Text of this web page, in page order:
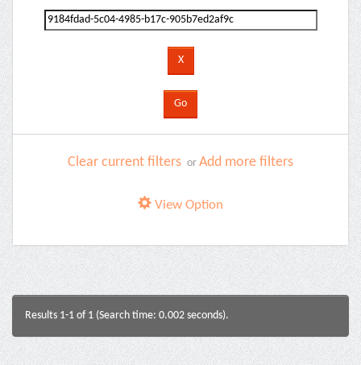
Clear current filters or Add more filters
View Option
Results 1-1 of 1 (Search time: 0.002 seconds).